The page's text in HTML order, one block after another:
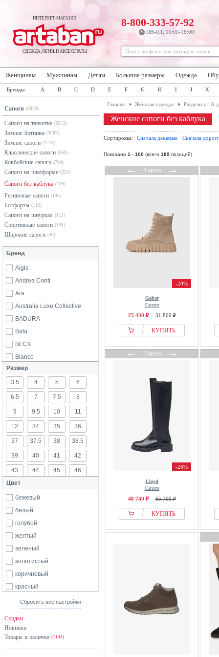
ИНТЕРНЕТ-МАГАЗИН
ОДЕЖДА, ОБУВЬ И АКСЕССУАРЫ
8-800-333-57-92
ПН-ПТ, 10:00-18:00
Женщинам Мужчинам Детям Большие размеры Одежда
Бренды: A B C D E F G H I J K
Сапоги (8870)
Сапоги на танкетке (3912)
Зимние ботинки (3083)
Зимние сапоги (1276)
Классические сапоги (869)
Ковбойские сапоги (764)
Сапоги на платформе (320)
Сапоги без каблука (189)
Резиновые сапоги (146)
Ботфорты (113)
Сапоги на шнурках (112)
Спортивные сапоги (109)
Широкие сапоги (46)
Бренд
Aigle
Andrea Conti
Ara
Australia Luxe Collective
BADURA
Bata
BECK
Bianco
Blackstone
Camel Active
Camper
Candice Cooper
Caprice
CESARE GASPARI
City Walk
Colors of California
Damart
DeeZee
Derimod
Donna Carolina
Dr. Martens
El Naturalista
Felmini
Felmini Wide Fit
From Germany With Love
G-star Raw
Gabor
GINO ROSSI
Guess
Hunter ORIGINAL
Ilse Jacobsen
Размер
3.5 4 5 6
6.5 7 7.5 8
9 9.5 10 11
12 34 35 36
37 37.5 38 38.5
39 40 41 42
43 44 45 46
47
Цвет
бежевый
белый
голубой
желтый
зеленый
золотистый
коричневый
красный
оранжевый
серый
синий
Сбросить все настройки
Скидки
Новинки
Товары в наличии (1144)
Главная Женская одежда Разделы от А
Женские сапоги без каблука
Сортировка: Сначала дешевые Сначала
Показано 1 - 100 (всего 189 позиций)
←4 цвета→
-20%
Gabor
Сапоги
25 430 ₽ 31 800 ₽
КУПИТЬ
←2 цвета→
-26%
Lloyd
Сапоги
48 740 ₽ 65 700 ₽
КУПИТЬ